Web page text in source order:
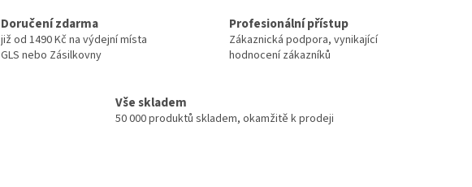
Doručení zdarma
již od 1490 Kč na výdejní místa
GLS nebo Zásilkovny
Profesionální přístup
Zákaznická podpora, vynikající
hodnocení zákazníků
Vše skladem
50 000 produktů skladem, okamžitě k prodeji